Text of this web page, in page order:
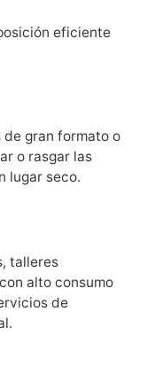
eficiente
gran formato o
o rasgar las
lugar seco.
talleres
alto consumo
de